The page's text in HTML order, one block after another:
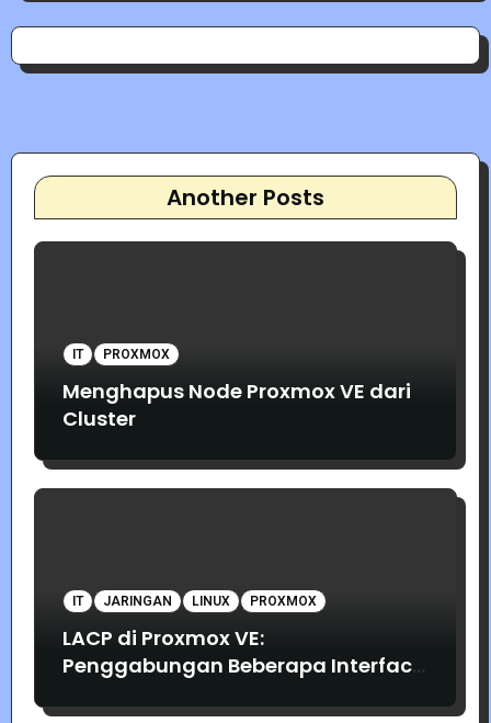
Another Posts
IT PROXMOX
Menghapus Node Proxmox VE dari
Cluster
IT JARINGAN LINUX PROXMOX
LACP di Proxmox VE:
Penggabungan Beberapa Interface